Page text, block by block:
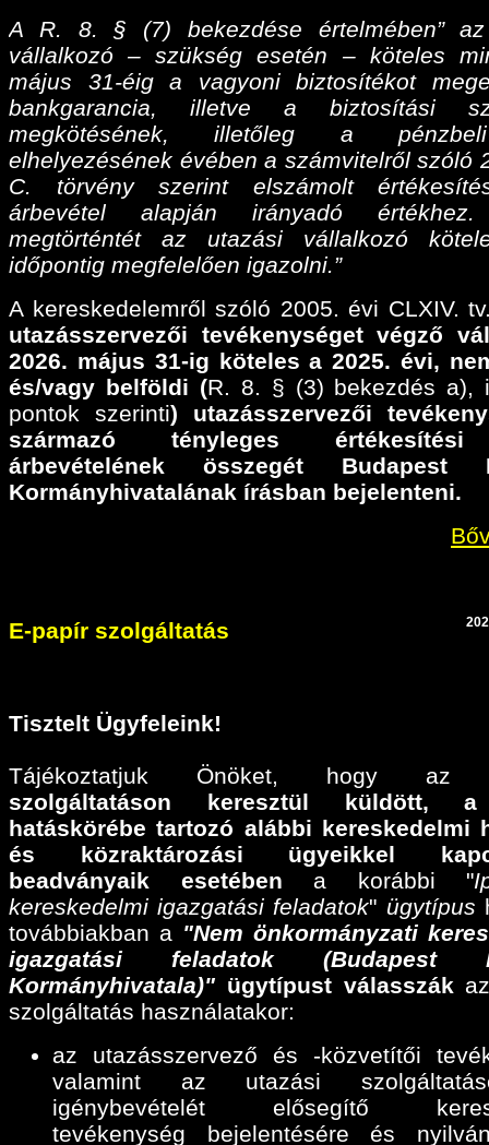
A R. 8. § (7) bekezdése értelmében”
vállalkozó – szükség esetén – köteles
május 31-éig a vagyoni biztosítékot
bankgarancia, illetve a biztosítási
megkötésének, illetőleg a
elhelyezésének évében a számvitelről szóló
C. törvény szerint elszámolt
árbevétel alapján irányadó
megtörténtét az utazási vállalkozó
időpontig megfelelően igazolni.”
A kereskedelemről szóló 2005. évi CLXIV.
utazásszervezői tevékenységet végző
2026. május 31-ig köteles a 2025. évi,
és/vagy belföldi (R. 8. § (3) bekezdés a),
pontok szerinti) utazásszervezői
származó tényleges
árbevételének összegét Budapest
Kormányhivatalának írásban bejelenteni.
E-papír szolgáltatás
Tisztelt Ügyfeleink!
Tájékoztatjuk Önöket, hogy
szolgáltatáson keresztül küldött,a
hatáskörébe tartozó alábbi kereskedelmi
és közraktározási ügyeikkel
beadványaik esetében a korábbi "
kereskedelmi igazgatási feladatok" ügytípus
továbbiakban a "Nem önkormányzati
igazgatási feladatok (Budapest
Kormányhivatala)" ügytípust válasszák
szolgáltatás használatakor:
az utazásszervező és -közvetítői
valamint az utazási
igénybevételét elősegítő
tevékenység bejelentésére és